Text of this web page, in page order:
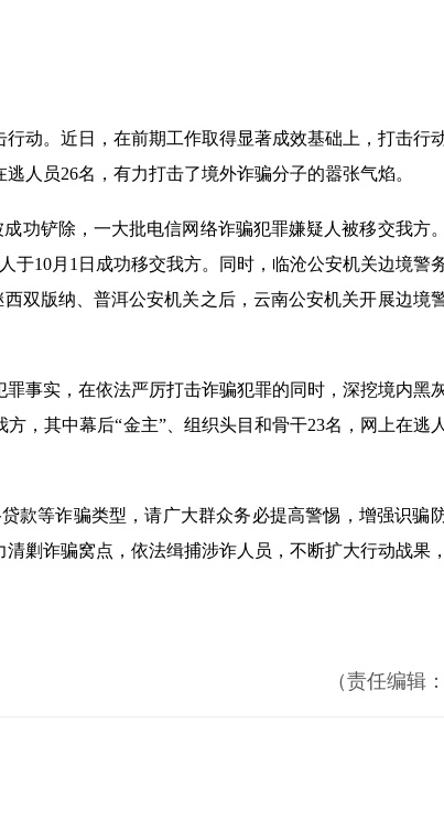
动。近日，在前期工作取得显著成效基础上，打击行
人员26名，有力打击了境外诈骗分子的嚣张气焰。
功铲除，一大批电信网络诈骗犯罪嫌疑人被移交我方
于10月1日成功移交我方。同时，临沧公安机关边境警
双版纳、普洱公安机关之后，云南公安机关开展边境
事实，在依法严厉打击诈骗犯罪的同时，深挖境内黑
，其中幕后“金主”、组织头目和骨干23名，网上在逃
款等诈骗类型，请广大群众务必提高警惕，增强识骗
剿诈骗窝点，依法缉捕涉诈人员，不断扩大行动战果
（责任编辑